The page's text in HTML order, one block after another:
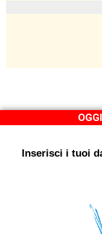
Inserisci i tuoi